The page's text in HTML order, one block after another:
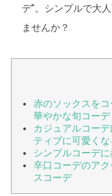
デ”。シンプルで大
ませんか？
赤のソックスを
華やかな旬コーデ
カジュアルコー
ティブに可愛くな
シンプルコーデ
辛口コーデのア
スコーデ